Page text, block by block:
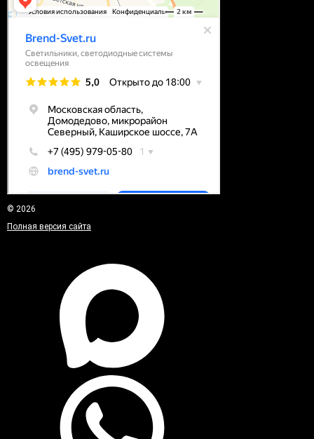
© 2026
Полная версия сайта